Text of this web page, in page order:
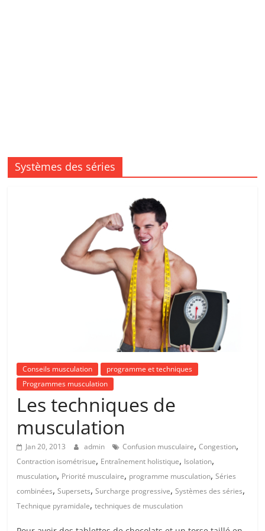
Systèmes des séries
Conseils musculation
programme et techniques
Programmes musculation
Les techniques de
musculation
Jan 20, 2013 admin Confusion musculaire,Congestion,
Contraction isométrisue, Entraînement holistique, Isolation,
musculation, Priorité musculaire, programme musculation,Séries
combinées,Supersets,Surcharge progressive,Systèmes des séries,
Technique pyramidale,techniques de musculation